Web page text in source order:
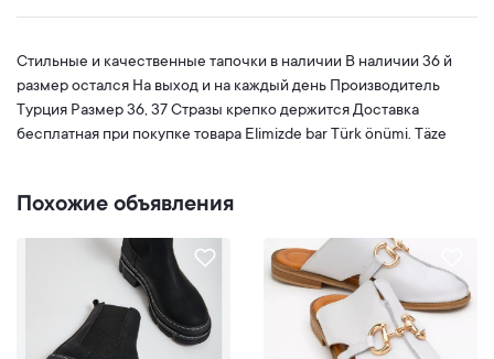
Стильные и качественные тапочки в наличии В наличии 36 й
размер остался На выход и на каждый день Производитель
Турция Размер 36, 37 Стразы крепко держится Доставка
бесплатная при покупке товара Elimizde bar Türk önümi. Täze
Похожие объявления